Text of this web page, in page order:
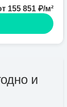
155 851 ₽/м²
и